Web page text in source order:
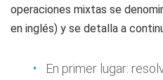
operaciones mixtas se
en inglés) y se detalla a
En primer lugar: